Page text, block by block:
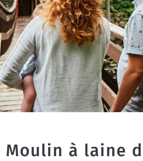
Moulin à laine